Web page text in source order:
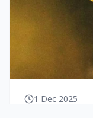
1 Dec 2025